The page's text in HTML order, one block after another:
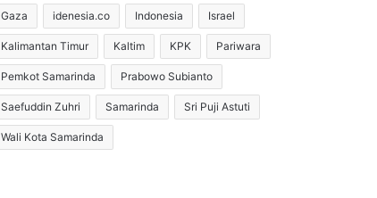
Gaza idenesia.co Indonesia Israel
Kalimantan Timur Kaltim KPK Pariwara
Pemkot Samarinda Prabowo Subianto
Saefuddin Zuhri Samarinda Sri Puji Astuti
Wali Kota Samarinda